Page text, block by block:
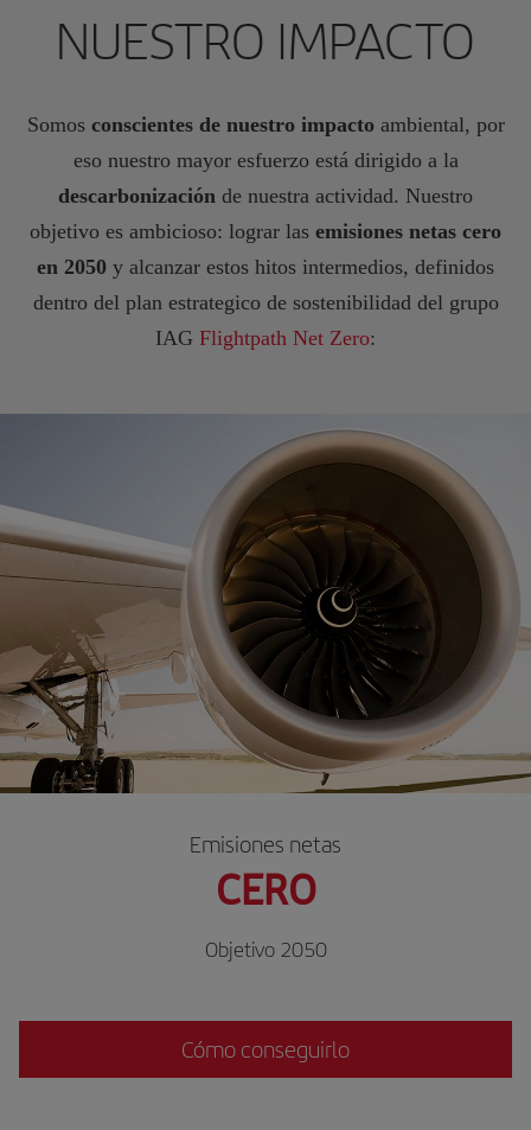
NUESTRO IMPACTO
Somos conscientes de nuestro impactoambiental, por
eso nuestro mayor esfuerzo está dirigido a la
descarbonización de nuestra actividad. Nuestro
objetivo es ambicioso: lograr las emisiones netas cero
en 2050 y alcanzar estos hitos intermedios, definidos
dentro del plan estrategico de sostenibilidad del grupo
IAG Flightpath Net Zero:
Emisiones netas
CERO
Objetivo 2050
Cómo conseguirlo